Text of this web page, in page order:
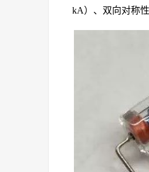
kA）、双向对称